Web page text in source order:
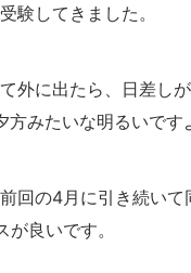
験してきました。
外に出たら、日差し
みたいな明るいです
回の4月に引き続いて
良いです。